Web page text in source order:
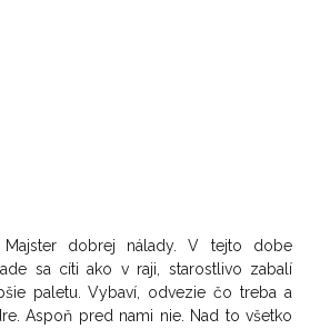
Majster dobrej nálady. V tejto dobe
sa cíti ako v raji, starostlivo zabalí
paletu. Vybaví, odvezie čo treba a
Aspoň pred nami nie. Nad to všetko